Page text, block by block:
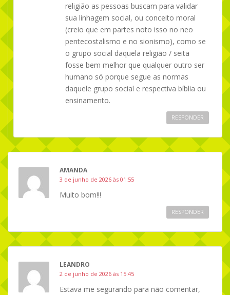
religião as pessoas buscam para validar
sua linhagem social, ou conceito moral
(creio que em partes noto isso no neo
pentecostalismo e no sionismo), como se
o grupo social daquela religião / seita
fosse bem melhor que qualquer outro ser
humano só porque segue as normas
daquele grupo social e respectiva bíblia ou
ensinamento.
RESPONDER
AMANDA
3 de junho de 2026 às 01:55
Muito bom!!!
RESPONDER
LEANDRO
2 de junho de 2026 às 15:45
Estava me segurando para não comentar,